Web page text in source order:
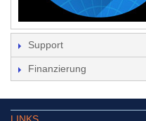
Support
Finanzierung